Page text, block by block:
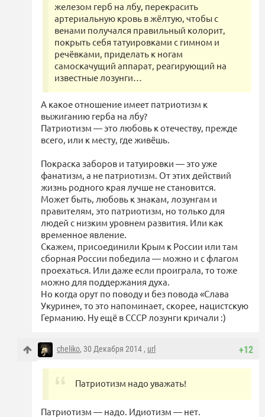
железом герб на лбу, перекрасить
артериальную кровь в жёлтую, чтобы с
венами получался правильный колорит,
покрыть себя татуировками с гимном и
речёвками, приделать к ногам
самоскачущий аппарат, реагирующий на
известные лозунги…
А какое отношение имеет патриотизм к
выжиганию герба на лбу?
Патриотизм — это любовь к отечеству, прежде
всего, или к месту, где живёшь.
Покраска заборов и татуировки — это уже
фанатизм, а не патриотизм. От этих действий
жизнь родного края лучше не становится.
Может быть, любовь к знакам, лозунгам и
правителям, это патриотизм, но только для
людей с низким уровнем развития. Или как
временное явление.
Скажем, присоединили Крым к России или там
сборная России победила — можно и с флагом
проехаться. Или даже если проиграла, то тоже
можно для поддержания духа.
Но когда орут по поводу и без повода «Слава
Укурине», то это напоминает, скорее, нацистскую
Германию. Ну ещё в СССР лозунги кричали :)
+12
cheliko, 30 Декабря 2014 , url
Патриотизм надо уважать!
Патриотизм — надо. Идиотизм — нет.